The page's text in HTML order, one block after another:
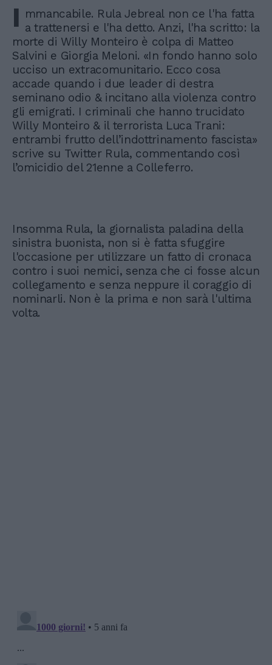
I mmancabile. Rula Jebreal non ce l'ha fatta
a trattenersi e l'ha detto. Anzi, l'ha scritto: la
morte di Willy Monteiro è colpa di Matteo
Salvini e Giorgia Meloni. «In fondo hanno solo
ucciso un extracomunitario. Ecco cosa
accade quando i due leader di destra
seminano odio & incitano alla violenza contro
gli emigrati. I criminali che hanno trucidato
Willy Monteiro & il terrorista Luca Trani:
entrambi frutto dell’indottrinamento fascista»
scrive su Twitter Rula, commentando così
l’omicidio del 21enne a Colleferro.
Insomma Rula, la giornalista paladina della
sinistra buonista, non si è fatta sfuggire
l'occasione per utilizzare un fatto di cronaca
contro i suoi nemici, senza che ci fosse alcun
collegamento e senza neppure il coraggio di
nominarli. Non è la prima e non sarà l'ultima
volta.